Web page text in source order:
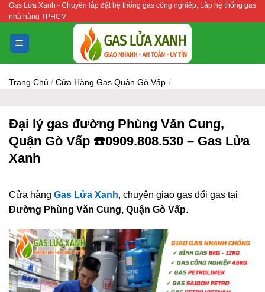
Bỏ
qua
nội
dung
Gas Lửa Xanh - Chuyên lắp đặt hệ thống gas công nghiệp, Lắp hệ thống gas
nhà hàng TPHCM
Trang Chủ / Cửa Hàng Gas Quận Gò Vấp /
Đại lý gas đường Phùng Văn Cung,
Quận Gò Vấp ☎️0909.808.530 – Gas Lửa
Xanh
Cửa hàng Gas Lửa Xanh, chuyên giao gas đổi gas tại
Đường Phùng Văn Cung, Quận Gò Vấp.